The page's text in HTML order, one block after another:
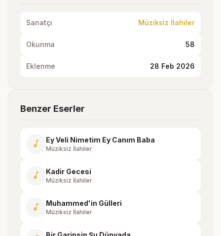
Sanatçı Müziksiz İlahiler
Okunma 58
Eklenme 28 Feb 2026
Benzer Eserler
music_note Ey Veli Nimetim Ey Canım Baba
Müziksiz İlahiler
music_note Kadir Gecesi
Müziksiz İlahiler
music_note Muhammed'in Gülleri
Müziksiz İlahiler